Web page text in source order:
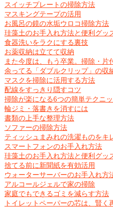
スイッチプレートの掃除方法
マスキングテープの活用
お風呂の鏡の水垢ウロコ掃除方法
珪藻土のお手入れ方法と便利グッ
食器洗いをラクにする裏技
お薬収納は立てて収納
また今度は、もう卒業。掃除・片
余ってる「ダブルクリップ」の収
マスクを掃除に活用する方法
配線をすっきり隠すコツ
掃除が楽になる6つの簡単テクニ
輪ジミ・落書きを消すには
書類の上手な整理方法
ソファーの掃除方法
ティッシュまみれの洗濯ものをキ
スマートフォンのお手入れ方法
珪藻土のお手入れ方法と便利グッ
捨てる前に新聞紙を有効活用
ウォーターサーバーのお手入れ方
アルコールジェルで家の掃除
家庭でもできるゴミを減らす方法
トイレットペーパーの芯は、賢く